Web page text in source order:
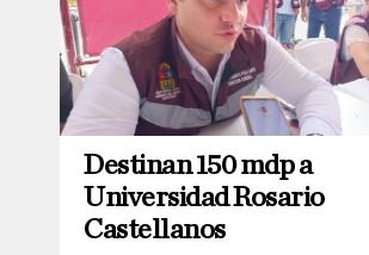
Destinan 150 mdp a
Universidad Rosario
Castellanos